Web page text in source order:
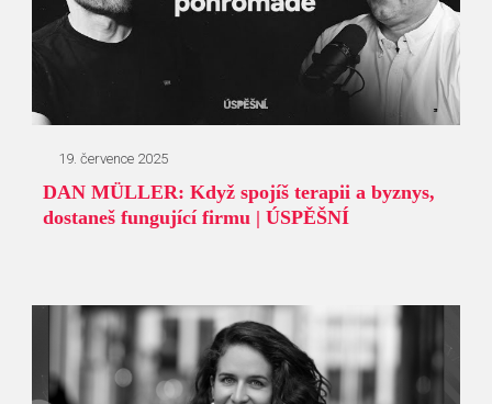
19. července 2025
DAN MÜLLER: Když spojíš terapii a byznys,
dostaneš fungující firmu | ÚSPĚŠNÍ